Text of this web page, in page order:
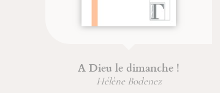
Maximin, Sidoine et Lazare
dans la Tradition de Provence